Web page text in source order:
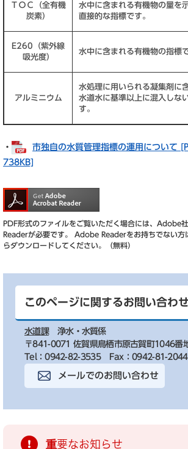
ＴＯＣ（全有機
炭素）
水中に含まれる有機物の量を
直接的な指標です。
E260（紫外線
吸光度）
水中に含まれる有機物の指標で
アルミニウム
水処理に用いられる凝集剤に
水道水に基準以上に混入しな
す。
・
市独自の水質管理指標の運用について
738KB]
PDF形式のファイルをご覧いただく場合には、Adobe
Readerが必要です。
Adobe Readerをお持ちでない方
らダウンロードしてください。（無料）
このページに関するお問い合わ
水道課
浄水・水質係
〒841-0071 佐賀県鳥栖市原古賀町1046番
Tel：0942-82-3535
Fax：0942-81-2044
メールでのお問い合わせ
重要なお知らせ